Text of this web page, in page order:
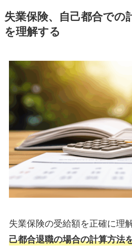
失業保険、自己都合での
を理解する
失業保険の受給額を正確に理
己都合退職の場合の計算方法